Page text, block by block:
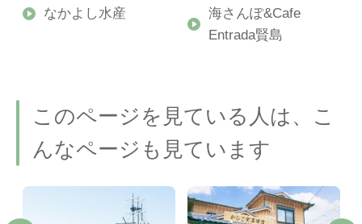
なかよし水産
海さんぽ&Cafe
Entrada賢島
このページを見ている人は、こ
んなページも見ています